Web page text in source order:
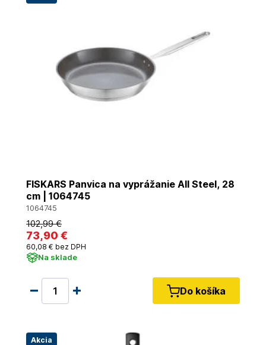
FISKARS Panvica na vyprážanie All Steel, 28
cm | 1064745
1064745
102,99 €
73,90 €
60,08 € bez DPH
Na sklade
Do košíka
Akcia